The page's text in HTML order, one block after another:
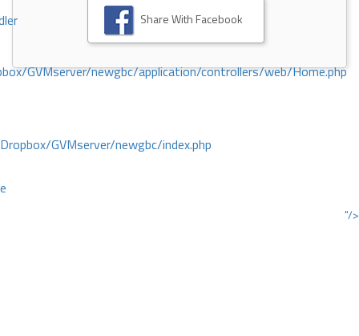
GVMserver/newgbc/application/controllers/web/Home.php
GVMserver/newgbc/index.php
"/>
Share With Facebook